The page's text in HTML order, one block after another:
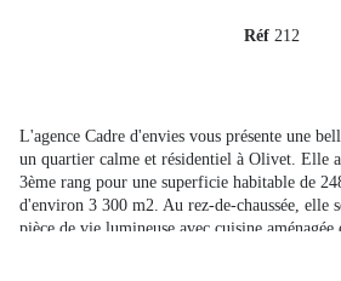
Réf 212
L'agence Cadre d'envies vous présente une
un quartier calme et résidentiel à Olivet. Elle
3ème rang pour une superficie habitable de
d'environ 3 300 m2. Au rez-de-chaussée, elle
pièce de vie lumineuse avec cuisine aménagée